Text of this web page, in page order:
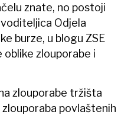
znate, no postoji
Odjela
burze, u blogu ZSE
oblike zlouporabe i
zlouporabe tržišta
povlaštenih